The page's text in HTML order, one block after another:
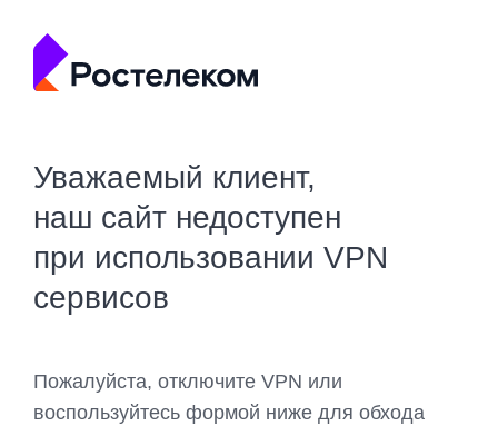
Уважаемый клиент,
наш сайт недоступен
при использовании VPN
сервисов
Пожалуйста, отключите VPN или
воспользуйтесь формой ниже для обхода